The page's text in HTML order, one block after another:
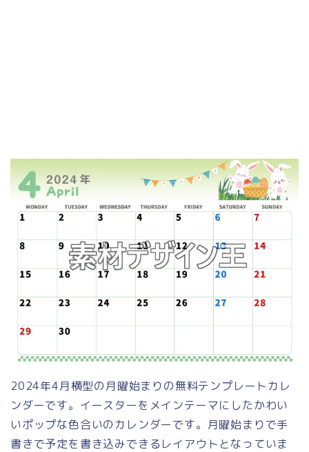
2024年4月横型の月曜始まりの無料テンプレートカレ
ンダーです。イースターをメインテーマにしたかわい
いポップな色合いのカレンダーです。月曜始まりで手
書きで予定を書き込みできるレイアウトとなっていま